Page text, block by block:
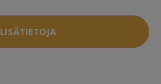
LISÄTIETOJA